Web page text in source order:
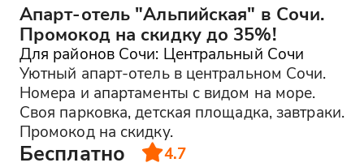
Апарт-отель "Альпийская" в Сочи.
Промокод на скидку до 35%!
Для районов Сочи: Центральный Сочи
Уютный апарт-отель в центральном Сочи.
Номера и апартаменты с видом на море.
Своя парковка, детская площадка, завтраки.
Промокод на скидку.
Бесплатно 4.7